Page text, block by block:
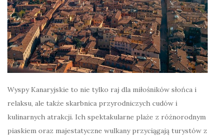
Wyspy Kanaryjskie to nie tylko raj dla miłośników słońca i
relaksu, ale także skarbnica przyrodniczych cudów i
kulinarnych atrakcji. Ich spektakularne plaże z różnorodnym
piaskiem oraz majestatyczne wulkany przyciągają turystów z